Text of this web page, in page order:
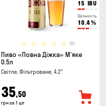
15 IBU
Щільність
10.4%
(0)
Пиво «Повна Діжка» М'яке
0.5л
Світле, Фільтроване, 4.2°
35,50
грн за 1 шт